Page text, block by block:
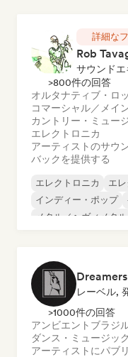
詳細な
Rob
サウンドエ
>800件の回答
オルタナティブ・ロ
コマーシャル／メイ
カントリー・ミュー
エレクトロニカ
アーティストのサウ
バックを提供する
エレクトロニカ エ
インディー・ポップ
メタル／ヘヴィメタル
レーベル,
>1000件の回答
アンビエント ブラジ
ダンス・ミュージック
アーティストにパブ